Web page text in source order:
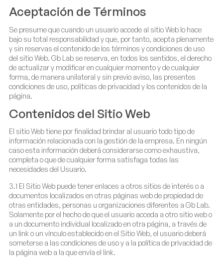
Aceptación de Términos
Se presume que cuando un usuario accede al sitio Web lo hace
bajo su total responsabilidad y que, por tanto, acepta plenamente
y sin reservas el contenido de los términos y condiciones de uso
del sitio Web. Gb Lab se reserva, en todos los sentidos, el derecho
de actualizar y modificar en cualquier momento y de cualquier
forma, de manera unilateral y sin previo aviso, las presentes
condiciones de uso, políticas de privacidad y los contenidos de la
página.
Contenidos del Sitio Web
El sitio Web tiene por finalidad brindar al usuario todo tipo de
información relacionada con la gestión de la empresa. En ningún
caso esta información deberá considerarse como exhaustiva,
completa o que de cualquier forma satisfaga todas las
necesidades del Usuario.
3.1 El Sitio Web puede tener enlaces a otros sitios de interés o a
documentos localizados en otras páginas web de propiedad de
otras entidades, personas u organizaciones diferentes a Gb Lab.
Solamente por el hecho de que el usuario acceda a otro sitio web o
a un documento individual localizado en otra página, a través de
un link o un vínculo establecido en el Sitio Web, el usuario deberá
someterse a las condiciones de uso y a la política de privacidad de
la página web a la que envía el link.